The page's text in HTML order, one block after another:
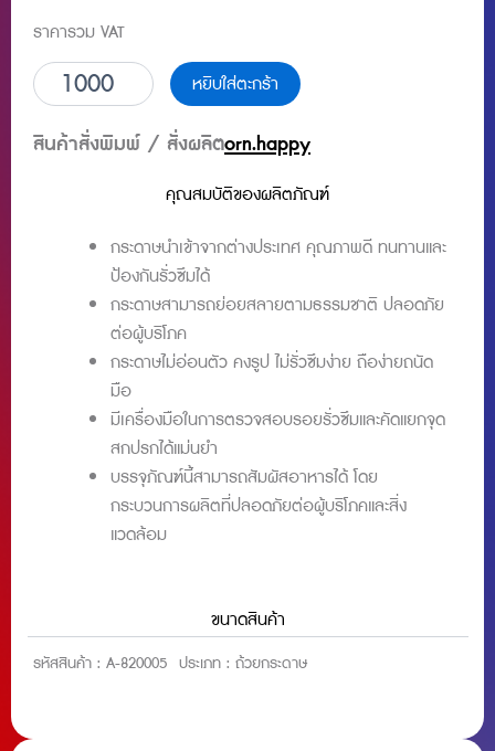
ราคารวม VAT
จำนวน
ถ้วย
ไอศกรีม
หยิบใส่ตะกร้า
สินค้าสั่งพิมพ์ / สั่งผลิตorn.happy
คุณสมบัติของผลิตภัณฑ์
ขนาดสินค้า
กระดาษนำเข้าจากต่างประเทศ คุณภาพดี ทนทานและ
ป้องกันรั่วซึมได้
กระดาษสามารถย่อยสลายตามธรรมชาติ ปลอดภัย
ต่อผู้บริโภค
กระดาษไม่อ่อนตัว คงรูป ไม่รั่วซึมง่าย ถือง่ายถนัด
มือ
มีเครื่องมือในการตรวจสอบรอยรั่วซึมและคัดแยกจุด
สกปรกได้แม่นยำ
บรรจุภัณฑ์นี้สามารถสัมผัสอาหารได้ โดย
กระบวนการผลิตที่ปลอดภัยต่อผู้บริโภคและสิ่ง
แวดล้อม
รหัสสินค้า : A-820005 ประเภท : ถ้วยกระดาษ